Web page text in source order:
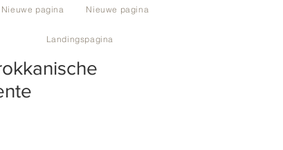
Nieuwe pagina Nieuwe pagina
Landingspagina